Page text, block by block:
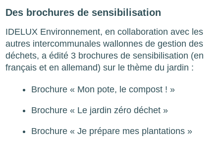
Des brochures de sensibilisation
IDELUX Environnement, en collaboration avec les
autres intercommunales wallonnes de gestion des
déchets, a édité 3 brochures de sensibilisation (en
français et en allemand) sur le thème du jardin :
Brochure « Mon pote, le compost ! »
Brochure « Le jardin zéro déchet »
Brochure « Je prépare mes plantations »